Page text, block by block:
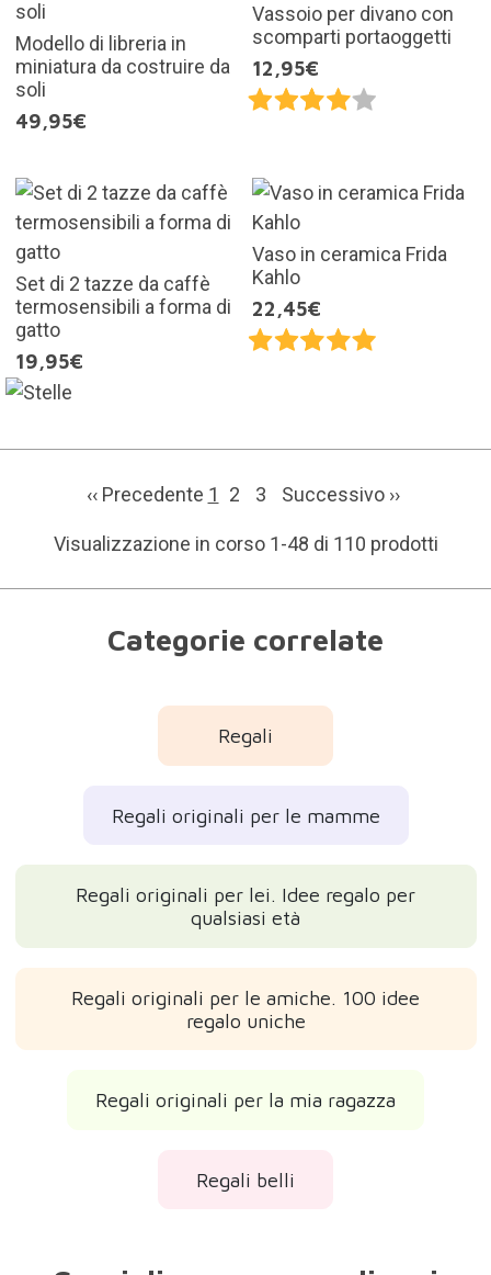
Modello di libreria in
miniatura da costruire da
soli
49,95€
Vassoio per divano con
scomparti portaoggetti
12,95€
Set di 2 tazze da caffè
termosensibili a forma di
gatto
19,95€
Vaso in ceramica Frida
Kahlo
22,45€
‹‹ Precedente 1 2 3 Successivo ››
Visualizzazione in corso 1-48 di 110 prodotti
Categorie correlate
Regali
Regali originali per le mamme
Regali originali per lei. Idee regalo per
qualsiasi età
Regali originali per le amiche. 100 idee
regalo uniche
Regali originali per la mia ragazza
Regali belli